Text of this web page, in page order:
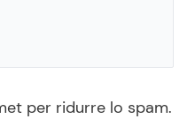
per ridurre lo spam.